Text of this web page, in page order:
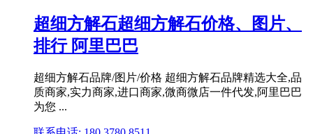
超细方解石超细方解石价格、图片、
排行 阿里巴巴
超细方解石品牌/图片/价格 超细方解石品牌精选大全,品
质商家,实力商家,进口商家,微商微店一件代发,阿里巴巴
为您 ...